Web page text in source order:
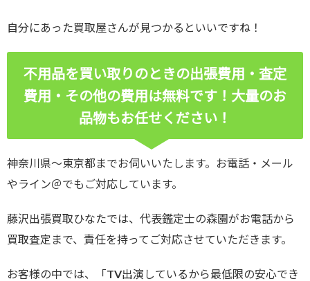
自分にあった買取屋さんが見つかるといいですね！
不用品を買い取りのときの出張費用・査定
費用・その他の費用は無料です！ 大量のお
品物もお任せください！
神奈川県～東京都までお伺いいたします。お電話・メール
やライン＠でもご対応しています。
藤沢出張買取ひなたでは、代表鑑定士の森園がお電話から
買取査定まで、責任を持ってご対応させていただきます。
お客様の中では、「TV出演しているから最低限の安心でき